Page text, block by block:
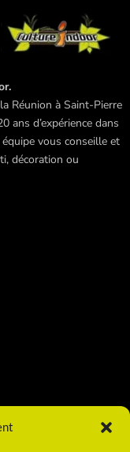
Réunion à Saint-Pierre
ans d’expérience dans
vous conseille et
décoration ou